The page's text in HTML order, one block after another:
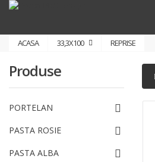
ACASA 33,3X100 REPRISE
Produse
PORTELAN
PASTA ROSIE
PASTA ALBA